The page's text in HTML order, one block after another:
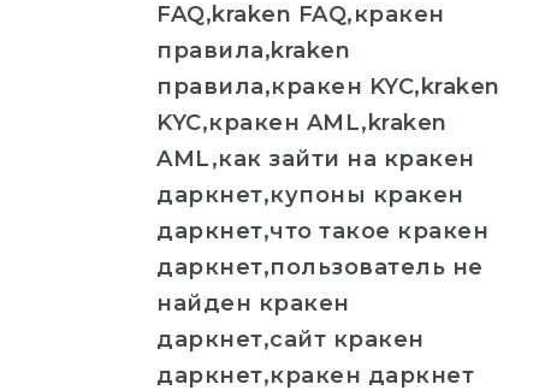
FAQ,kraken FAQ,кракен
правила,kraken
правила,кракен KYC,kraken
KYC,кракен AML,kraken
AML,как зайти на кракен
даркнет,купоны кракен
даркнет,что такое кракен
даркнет,пользователь не
найден кракен
даркнет,сайт кракен
даркнет,кракен даркнет